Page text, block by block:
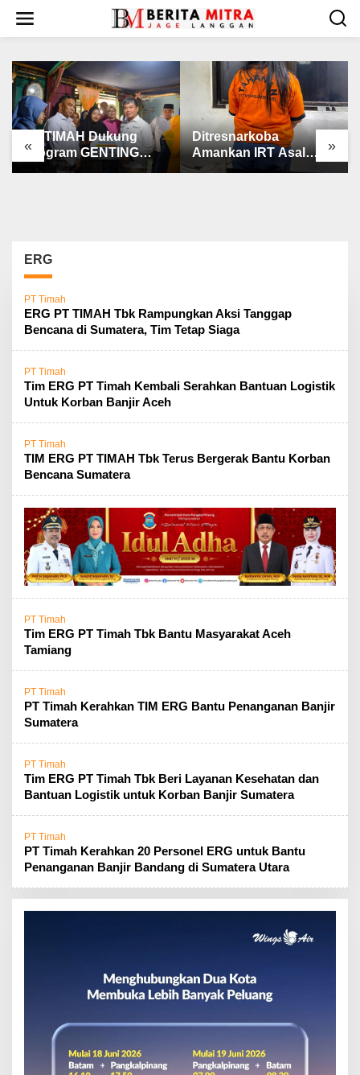
w
« »
PT TIMAH Dukung
Program GENTING
BKKBN
Ditresnarkoba
Amankan IRT Asal
Pangkalpinang
ERG
PT Timah
ERG PT TIMAH Tbk Rampungkan Aksi Tanggap
Bencana di Sumatera, Tim Tetap Siaga
PT Timah
Tim ERG PT Timah Kembali Serahkan Bantuan Logistik
Untuk Korban Banjir Aceh
PT Timah
TIM ERG PT TIMAH Tbk Terus Bergerak Bantu Korban
Bencana Sumatera
PT Timah
Tim ERG PT Timah Tbk Bantu Masyarakat Aceh
Tamiang
PT Timah
PT Timah Kerahkan TIM ERG Bantu Penanganan Banjir
Sumatera
PT Timah
Tim ERG PT Timah Tbk Beri Layanan Kesehatan dan
Bantuan Logistik untuk Korban Banjir Sumatera
PT Timah
PT Timah Kerahkan 20 Personel ERG untuk Bantu
Penanganan Banjir Bandang di Sumatera Utara